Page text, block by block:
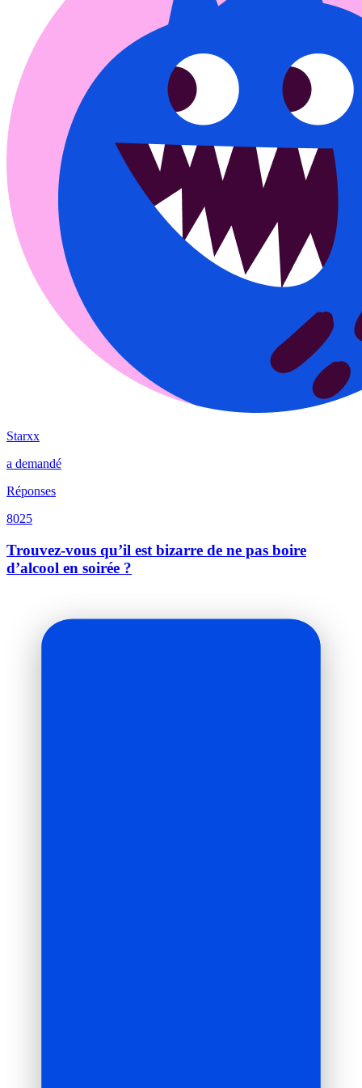
Starxx
a demandé
Réponses
8025
Trouvez-vous qu’il est bizarre de ne pas boire
d’alcool en soirée ?